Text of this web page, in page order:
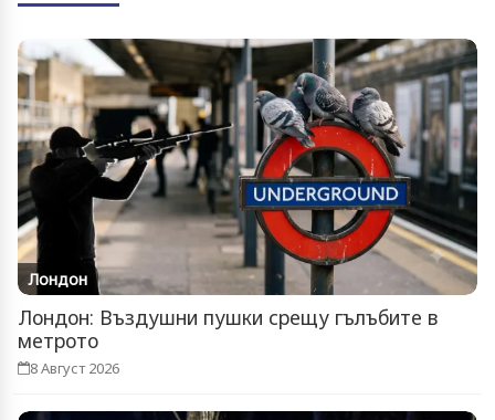
Лондон
Лондон: Въздушни пушки срещу гълъбите в
метрото
8 Август 2026